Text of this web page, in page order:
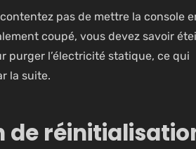
pas de mettre la console
coupé, vous devez savoir
purger l’électricité statique, ce qui
la suite.
de